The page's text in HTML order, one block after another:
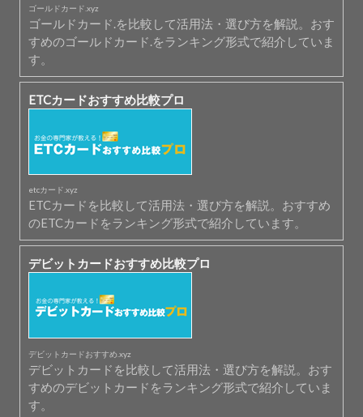
ゴールドカード.xyz
ゴールドカード.を比較して活用法・選び方を解説。おす
すめのゴールドカード.をランキング形式で紹介していま
す。
ETCカードおすすめ比較プロ
etcカード.xyz
ETCカードを比較して活用法・選び方を解説。おすすめ
のETCカードをランキング形式で紹介しています。
デビットカードおすすめ比較プロ
デビットカードおすすめ.xyz
デビットカードを比較して活用法・選び方を解説。おす
すめのデビットカードをランキング形式で紹介していま
す。